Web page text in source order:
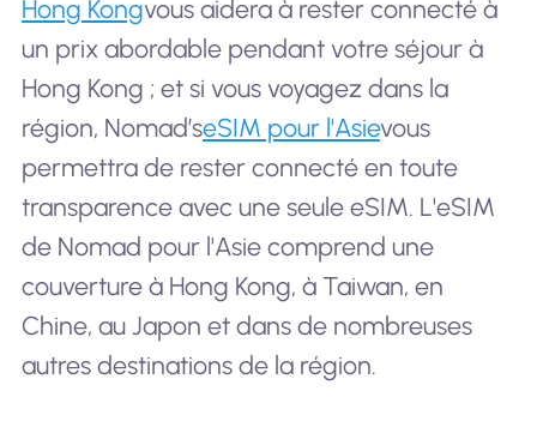
Hong Kongvous aidera à rester connecté à
un prix abordable pendant votre séjour à
Hong Kong ; et si vous voyagez dans la
région, Nomad’seSIM pour l'Asievous
permettra de rester connecté en toute
transparence avec une seule eSIM. L'eSIM
de Nomad pour l'Asie comprend une
couverture à Hong Kong, à Taiwan, en
Chine, au Japon et dans de nombreuses
autres destinations de la région.